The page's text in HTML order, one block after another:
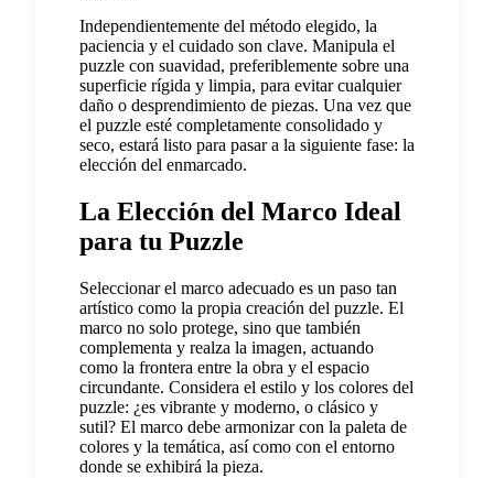
Independientemente del método elegido, la
paciencia y el cuidado son clave. Manipula el
puzzle con suavidad, preferiblemente sobre una
superficie rígida y limpia, para evitar cualquier
daño o desprendimiento de piezas. Una vez que
el puzzle esté completamente consolidado y
seco, estará listo para pasar a la siguiente fase: la
elección del enmarcado.
La Elección del Marco Ideal
para tu Puzzle
Seleccionar el marco adecuado es un paso tan
artístico como la propia creación del puzzle. El
marco no solo protege, sino que también
complementa y realza la imagen, actuando
como la frontera entre la obra y el espacio
circundante. Considera el estilo y los colores del
puzzle: ¿es vibrante y moderno, o clásico y
sutil? El marco debe armonizar con la paleta de
colores y la temática, así como con el entorno
donde se exhibirá la pieza.